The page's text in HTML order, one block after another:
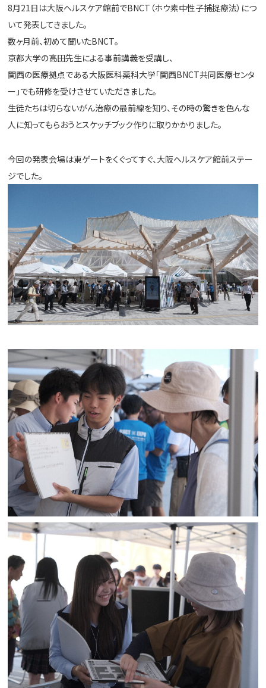
8月21日は大阪ヘルスケア館前でBNCT（ホウ素中性子捕捉療法）につ
いて発表してきました。
数ヶ月前、初めて聞いたBNCT。
京都大学の高田先生による事前講義を受講し、
関西の医療拠点である大阪医科薬科大学「関西BNCT共同医療センタ
ー」でも研修を受けさせていただきました。
生徒たちは切らないがん治療の最前線を知り、その時の驚きを色んな
人に知ってもらおうとスケッチブック作りに取りかかりました。
今回の発表会場は東ゲートをくぐってすぐ、大阪ヘルスケア館前ステー
ジでした。